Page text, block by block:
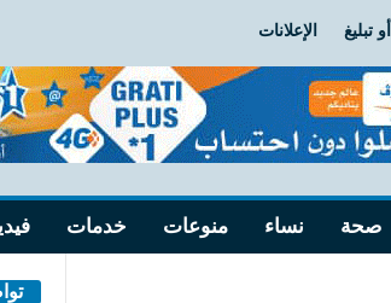
تبليغ الإعلانات
صحة نساء منوعات خدمات